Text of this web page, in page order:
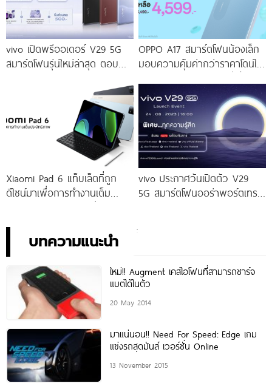
vivo เปิดพรีออเดอร์ V29 5G
สมาร์ตโฟนรุ่นใหม่ล่าสุด ตอบ
ราคาเริ่มต้นเพียง 14,999 บาท
จัดเต็มกับโปรโมชันพิเศษก่อนใคร
OPPO A17 สมาร์ตโฟนน้องเล็ก
มอบความคุ้มค่ากว่าราคาโดนใจ
ราคาใหม่เพียง 4,599 บาท
เท่านั้น!
Xiaomi Pad 6 แท็บเล็ตที่ถูก
ดีไซน์มาเพื่อการทำงานเต็ม
vivo ประกาศวันเปิดตัว V29
5G สมาร์ตโฟนออร่าพอร์ตเทร
บทความแนะนำ
ใหม่!! Augment เคสไอโฟนที่สามารถชาร์จ
แบตได้ในตัว
20 May 2014
มาแน่นอน!! Need For Speed: Edge เกม
แข่งรถสุดมันส์ เวอร์ชั่น Online
13 November 2015